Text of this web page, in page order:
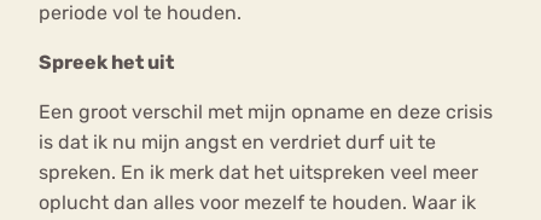
periode vol te houden.
Spreek het uit
Een groot verschil met mijn opname en deze crisis
is dat ik nu mijn angst en verdriet durf uit te
spreken. En ik merk dat het uitspreken veel meer
oplucht dan alles voor mezelf te houden. Waar ik